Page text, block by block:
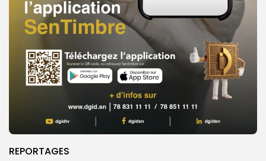
REPORTAGES